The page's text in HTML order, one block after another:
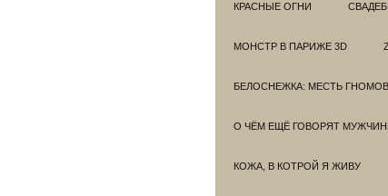
КРАСНЫЕ ОГНИ
МОНСТР В ПАРИЖЕ 3D
БЕЛОСНЕЖКА: МЕСТЬ ГНОМОВ
О ЧЁМ ЕЩЁ ГОВОРЯТ
КОЖА, В КОТРОЙ Я ЖИВУ